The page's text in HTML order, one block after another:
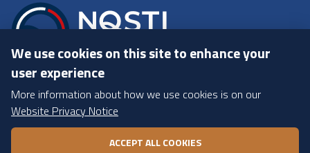
Menu Footer
We use cookies on this site to enhance your
user experience
More information about how we use cookies is on our
Website Privacy Notice
ACCEPT ALL COOKIES
WITHDRAW CONSENT